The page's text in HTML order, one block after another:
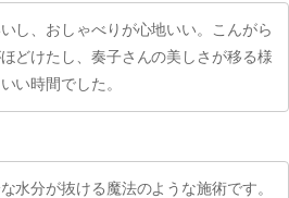
し、おしゃべりが心地いい。こんがら
どけたし、奏子さんの美しさが移る様
い時間でした。
水分が抜ける魔法のような施術です。